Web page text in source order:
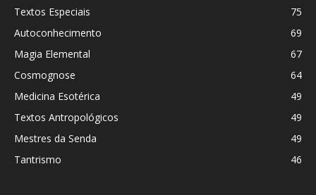
Textos Especiais
75
Autoconhecimento
69
Magia Elemental
67
Cosmognose
64
Medicina Esotérica
49
Textos Antropológicos
49
Mestres da Senda
49
Tantrismo
46